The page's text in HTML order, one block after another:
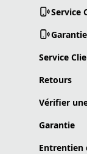
Service
Service
Retours
Vérifier
Garantie
Entrentien